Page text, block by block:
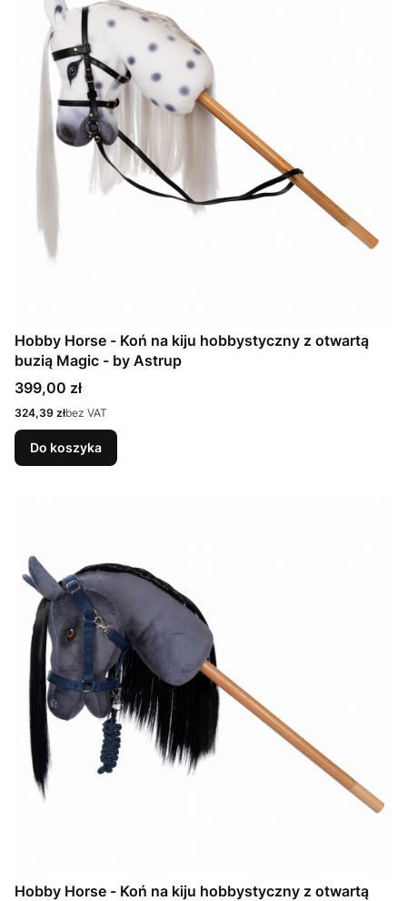
Hobby Horse - Koń na kiju hobbystyczny z otwartą
buzią Magic - by Astrup
Cena
399,00 zł
Cena
324,39 złbez VAT
Do koszyka
Hobby Horse - Koń na kiju hobbystyczny z otwartą